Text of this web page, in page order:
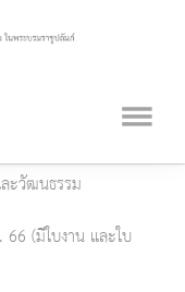
ะวัฒนธรรม
(มีใบงาน และใบ